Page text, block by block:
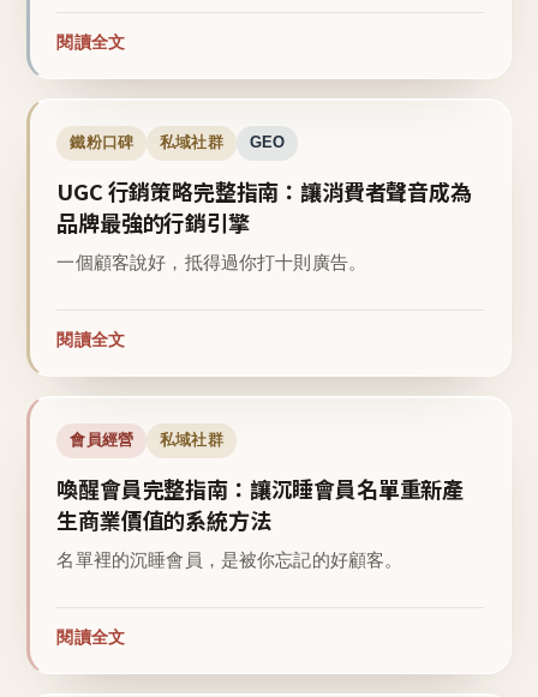
閱讀全文
鐵粉口碑 私域社群 GEO
UGC 行銷策略完整指南：讓消費者聲音成為
品牌最強的行銷引擎
一個顧客說好，抵得過你打十則廣告。
閱讀全文
會員經營 私域社群
喚醒會員完整指南：讓沉睡會員名單重新產
生商業價值的系統方法
名單裡的沉睡會員，是被你忘記的好顧客。
閱讀全文